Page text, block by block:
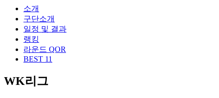
소개
구단소개
일정 및 결과
랭킹
라운드 QOR
BEST 11
WK리그